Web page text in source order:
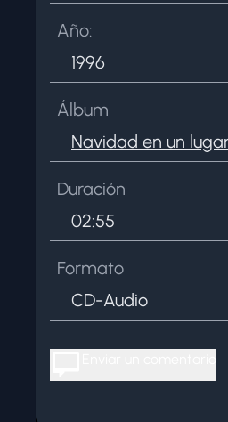
Año:
1996
Álbum
Navidad en un
Duración
02:55
Formato
CD-Audio